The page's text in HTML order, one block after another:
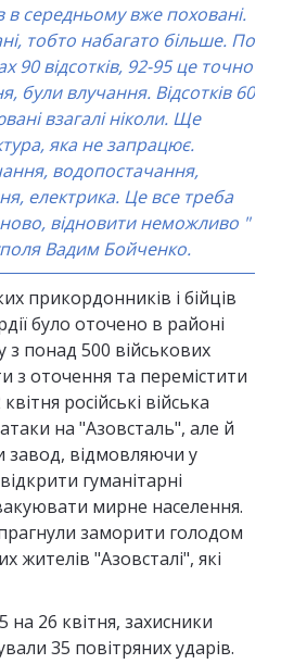
в середньому вже поховані.
тобто набагато більше. По
90 відсотків, 92-95 це точно
були влучання. Відсотків 60
взагалі ніколи. Ще
яка не запрацює.
водопостачання,
електрика. Це все треба
відновити неможливо "
Вадим Бойченко.
прикордонників і бійців
було оточено в районі
з понад 500 військових
з оточення та перемістити
російські війська
на "Азовсталь", але й
завод, відмовляючи у
гуманітарні
мирне населення.
прагнули заморити голодом
жителів "Азовсталі", які
на 26 квітня, захисники
35 повітряних ударів.